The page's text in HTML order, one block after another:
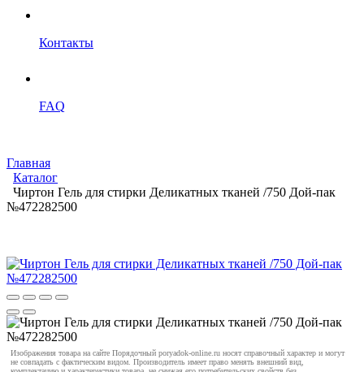
Контакты
FAQ
Главная
Каталог
Чиртон Гель для стирки Деликатных тканей /750 Дой-пак
№472282500
Изображения товара на сайте Порядочный poryadok-online.ru носят справочный характер и могут
не совпадать с фактическим видом. Производитель имеет право менять внешний вид,